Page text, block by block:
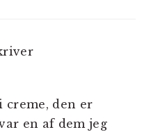
creme, den er
en af dem jeg